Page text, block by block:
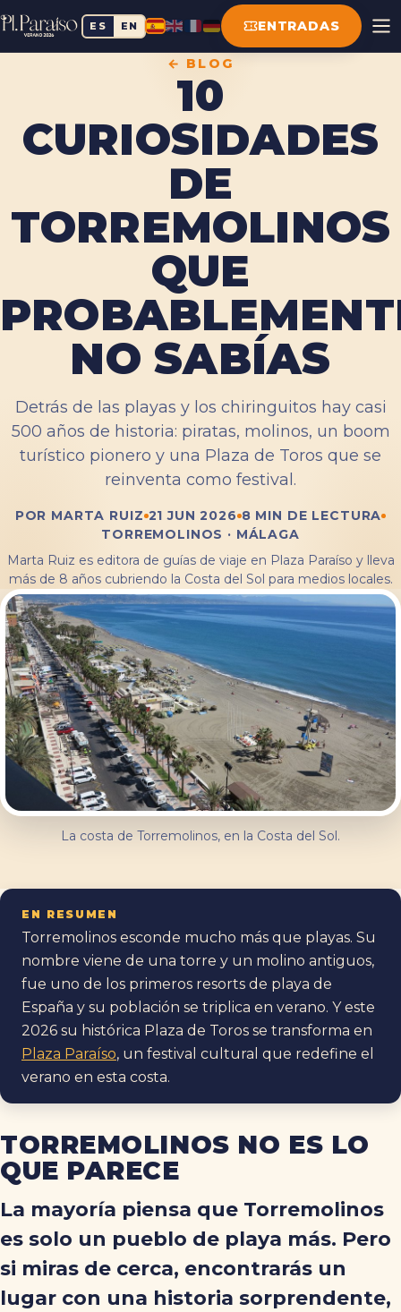
ES EN ENTRADAS
← BLOG
10
CURIOSIDADES
DE
TORREMOLINOS
QUE
NO SABÍAS
Detrás de las playas y los chiringuitos hay casi
500 años de historia: piratas, molinos, un boom
turístico pionero y una Plaza de Toros que se
reinventa como festival.
POR MARTA RUIZ 21 JUN 2026 8 MIN DE LECTURA
TORREMOLINOS · MÁLAGA
Marta Ruiz es editora de guías de viaje en Plaza Paraíso y lleva
más de 8 años cubriendo la Costa del Sol para medios locales.
La costa de Torremolinos, en la Costa del Sol.
EN RESUMEN
Torremolinos esconde mucho más que playas. Su
nombre viene de una torre y un molino antiguos,
fue uno de los primeros resorts de playa de
España y su población se triplica en verano. Y este
2026 su histórica Plaza de Toros se transforma en
Plaza Paraíso, un festival cultural que redefine el
verano en esta costa.
TORREMOLINOS NO ES LO
QUE PARECE
La mayoría piensa que Torremolinos
es solo un pueblo de playa más. Pero
si miras de cerca, encontrarás un
lugar con una historia sorprendente,